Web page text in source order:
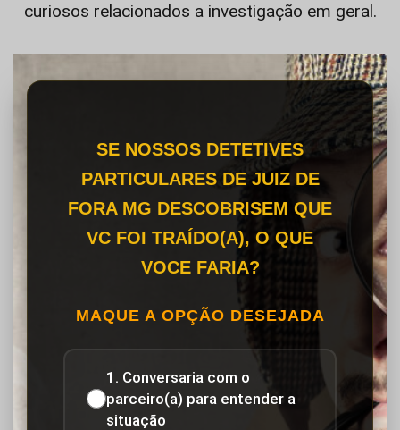
curiosos relacionados a investigação em geral.
SE NOSSOS DETETIVES
PARTICULARES DE JUIZ DE
FORA MG DESCOBRISEM QUE
VC FOI TRAÍDO(A), O QUE
VOCE FARIA?
MAQUE A OPÇÃO DESEJADA
1. Conversaria com o
parceiro(a) para entender a
situação